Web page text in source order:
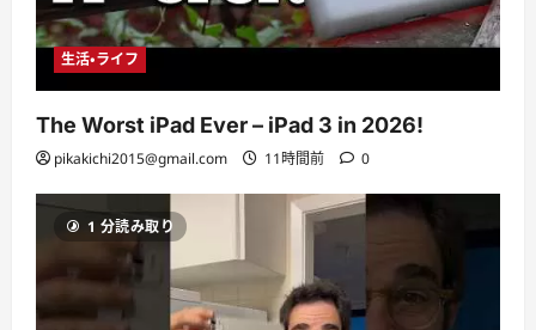
生活・ライフ
The Worst iPad Ever – iPad 3 in 2026!
pikakichi2015@gmail.com 11時間前 0
1 分読み取り